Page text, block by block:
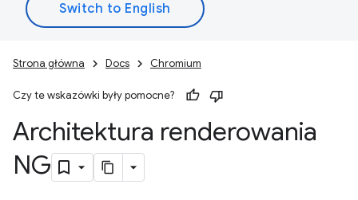
Strona główna Docs Chromium
Czy te wskazówki były pomocne?
Architektura renderowania
NG